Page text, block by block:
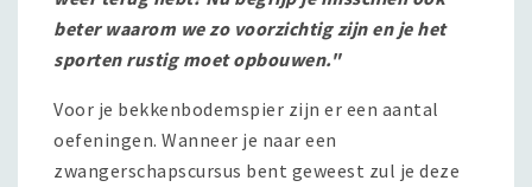
beter waarom we zo voorzichtig zijn en je het
sporten rustig moet opbouwen."
Voor je bekkenbodemspier zijn er een aantal
oefeningen. Wanneer je naar een
zwangerschapscursus bent geweest zul je deze